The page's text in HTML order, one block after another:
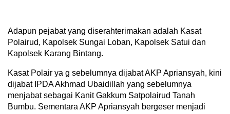
Adapun pejabat yang diserahterimakan adalah Kasat
Polairud, Kapolsek Sungai Loban, Kapolsek Satui dan
Kapolsek Karang Bintang.
Kasat Polair ya g sebelumnya dijabat AKP Apriansyah, kini
dijabat IPDA Akhmad Ubaidillah yang sebelumnya
menjabat sebagai Kanit Gakkum Satpolairud Tanah
Bumbu. Sementara AKP Apriansyah bergeser menjadi